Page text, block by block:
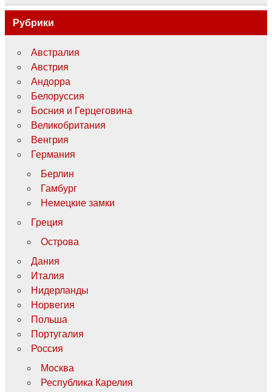
Рубрики
Австралия
Австрия
Андорра
Белоруссия
Босния и Герцеговина
Великобритания
Венгрия
Германия
Берлин
Гамбург
Немецкие замки
Греция
Острова
Дания
Италия
Нидерланды
Норвегия
Польша
Португалия
Россия
Москва
Республика Карелия